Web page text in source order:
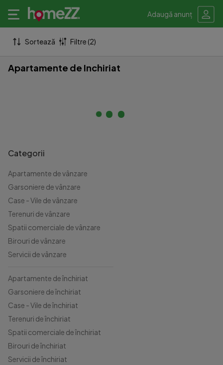
Adaugă anunț
Sortează Filtre (2)
Apartamente de Inchiriat
Categorii
Apartamente de vânzare
Garsoniere de vânzare
Case - Vile de vânzare
Terenuri de vânzare
Spatii comerciale de vânzare
Birouri de vânzare
Servicii de vânzare
Apartamente de închiriat
Garsoniere de închiriat
Case - Vile de închiriat
Terenuri de închiriat
Spatii comerciale de închiriat
Birouri de închiriat
Servicii de închiriat